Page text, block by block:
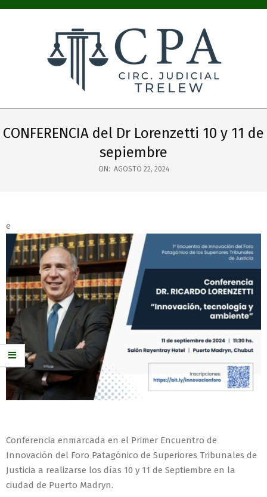
COLEGIO
PÚBLICO
ABOGADOS
TRELEW
CONFERENCIA del Dr Lorenzetti 10 y 11 de
sepiembre
ON: AGOSTO 22, 2024
e
Conferencia enmarcada en el Primer Encuentro de
Innovación del Foro Patagónico de Superiores Tribunales de
Justicia a realizarse los días 10 y 11 de Septiembre en la
ciudad de Puerto Madryn.